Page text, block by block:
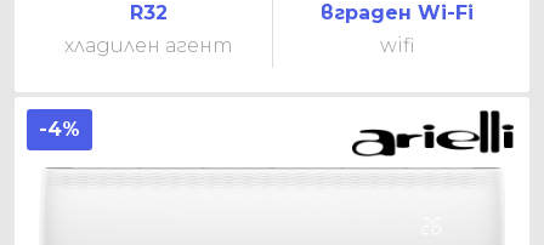
R32
хладилен агент
вграден Wi-Fi
wifi
-4%